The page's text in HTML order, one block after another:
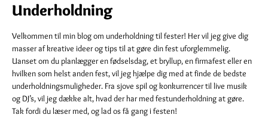
Underholdning
Velkommen til min blog om underholdning til fester! Her vil jeg give dig
masser af kreative ideer og tips til at gøre din fest uforglemmelig.
Uanset om du planlægger en fødselsdag, et bryllup, en firmafest eller en
hvilken som helst anden fest, vil jeg hjælpe dig med at finde de bedste
underholdningsmuligheder. Fra sjove spil og konkurrencer til live musik
og DJ’s, vil jeg dække alt, hvad der har med festunderholdning at gøre.
Tak fordi du læser med, og lad os få gang i festen!